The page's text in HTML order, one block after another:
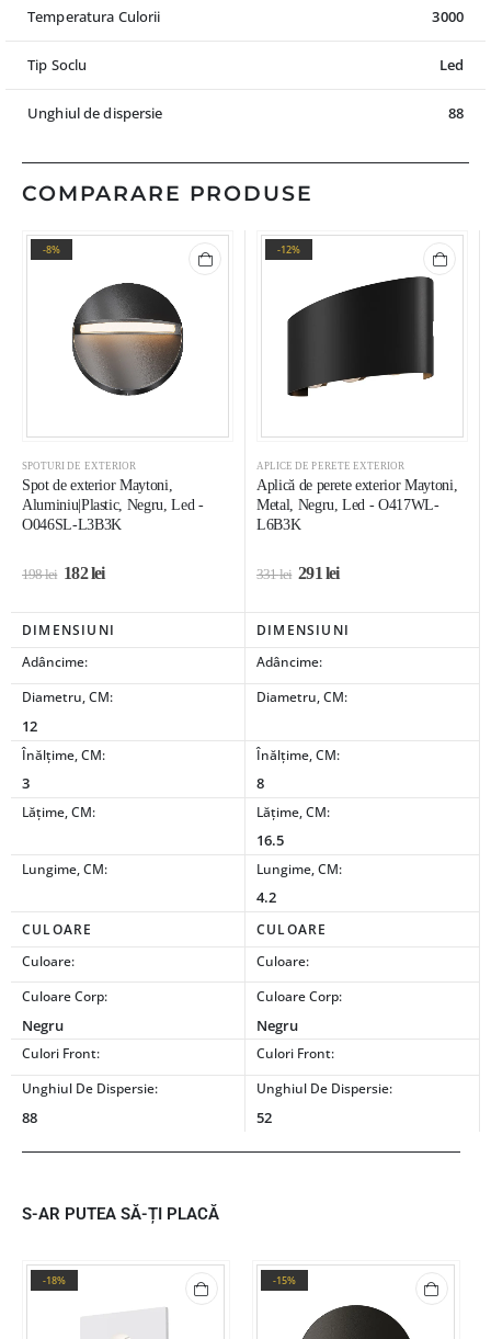
Temperatura Culorii 3000
Tip Soclu Led
Unghiul de dispersie 88
COMPARARE PRODUSE
-8%
SPOTURI DE EXTERIOR
Spot de exterior Maytoni,
Aluminiu|Plastic, Negru, Led -
O046SL-L3B3K
198lei 182lei
-12%
APLICE DE PERETE EXTERIOR
Aplică de perete exterior Maytoni,
Metal, Negru, Led - O417WL-
L6B3K
331lei 291lei
DIMENSIUNI
DIMENSIUNI
Adâncime:
Adâncime:
Diametru, CM:
12
Diametru, CM:
Înălțime, CM:
3
Înălțime, CM:
8
Lățime, CM: Lățime, CM:
16.5
Lungime, CM: Lungime, CM:
4.2
CULOARE
CULOARE
Culoare:
Culoare:
Culoare Corp:
Negru
Culoare Corp:
Negru
Culori Front:
Culori Front:
Unghiul De Dispersie:
88
Unghiul De Dispersie:
52
S-AR PUTEA SĂ-ȚI PLACĂ
-18% -15%